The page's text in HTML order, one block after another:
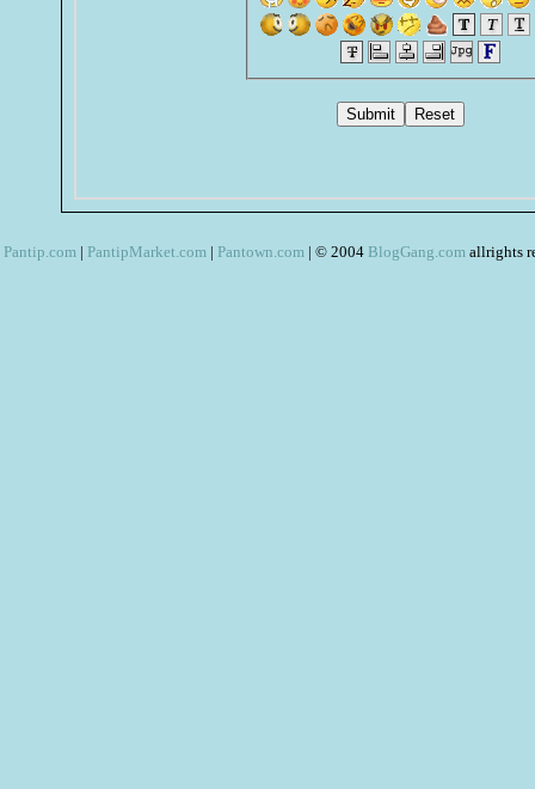
Pantip.com | PantipMarket.com | Pantown.com | © 2004 BlogGang.com allrights